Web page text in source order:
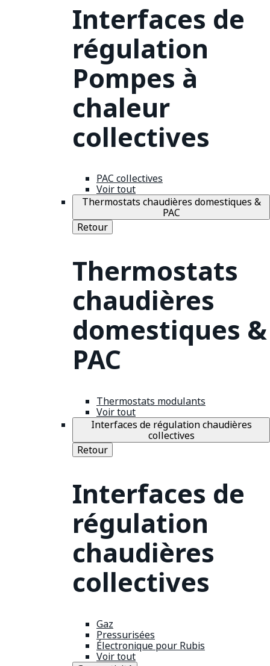
Interfaces de
régulation
Pompes à
chaleur
collectives
PAC collectives
Voir tout
Thermostats chaudières domestiques &
PAC
Retour
Thermostats
chaudières
domestiques &
PAC
Thermostats modulants
Voir tout
Interfaces de régulation chaudières
collectives
Retour
Interfaces de
régulation
chaudières
collectives
Gaz
Pressurisées
Électronique pour Rubis
Voir tout